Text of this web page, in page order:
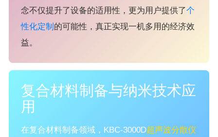
念不仅提升了设备的适用性，更为用户提供了个
性化定制 的可能性，真正实现一机多用的经济效
益。
复合材料制备与纳米技术应
用
在复合材料制备领域，KBC-3000D超声波分散仪